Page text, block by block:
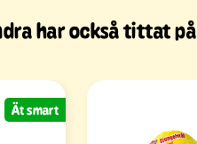
har också tittat på
Ät smart